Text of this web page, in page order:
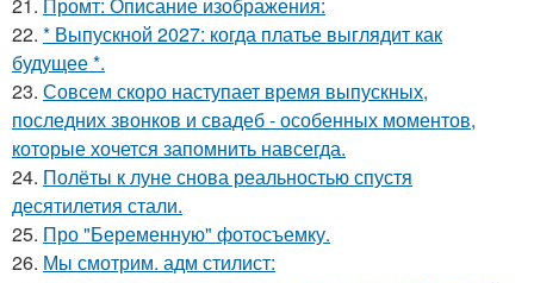
21. Промт: Описание изображения:
22. * Выпускной 2027: когда платье выглядит как
будущее *.
23. Совсем скоро наступает время выпускных,
последних звонков и свадеб - особенных моментов,
которые хочется запомнить навсегда.
24. Полёты к луне снова реальностью спустя
десятилетия стали.
25. Про "Беременную" фотосъемку.
26. Мы смотрим. адм стилист: